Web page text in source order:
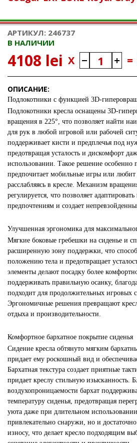
АРТИКУЛ: 246737
В НАЛИЧИИ
4108 lei X =
ОПИСАНИЕ:
Подлокотники с функцией 3D-
Подлокотники кресла оснащены 3D-
вращения в 225°, что позволяет найти
для рук в любой игровой или рабочей
поддерживает кисти и предплечья под
предотвращая усталость и дискомфорт
использовании. Такое решение особенно
предпочитает мобильные игры или любит
расслабляясь в кресле. Механизм
регулируется, что позволяет
предпочтениям и создает
Улучшенная эргономика для
Мягкие боковые гребешки на сиденье и
расширенную зону поддержки, что
положению тела и предотвращает
элементы делают посадку более
поддерживать правильную осанку,
подходит для продолжительных игровых
Эргономичные решения превращают
отдыха и производительности.
Комфортное бархатное покрытие сиденья
Сидение кресла обтянуто мягким
придает ему роскошный вид и
Бархатная текстура создает приятные
придает креслу стильную изысканность.
воздухопроницаемости бархат
температуру сиденья, предотвращая
уюта даже при длительном
привлекательно снаружи, но и
износу, что делает кресло подходящим